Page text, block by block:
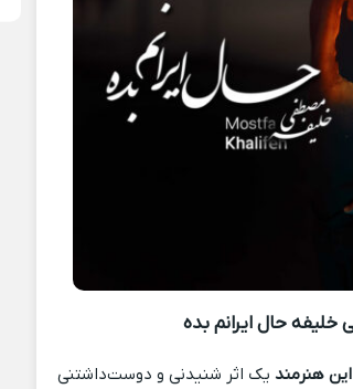
حال ایرانم بده
این هنرمندیک اثر شنیدنی و دوست‌داشتنی